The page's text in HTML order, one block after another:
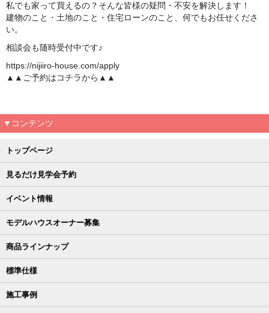
私でも家って買えるの？そんな皆様の疑問・不安を解決します！
建物のこと・土地のこと・住宅ローンのこと、何でもお任せくださ
い。
相談会も随時受付中です♪
https://nijiiro-house.com/apply
▲▲ご予約はコチラから▲▲
▼コンテンツ
トップページ
見るだけ見学会予約
イベント情報
モデルハウスオーナー募集
商品ラインナップ
標準仕様
施工事例